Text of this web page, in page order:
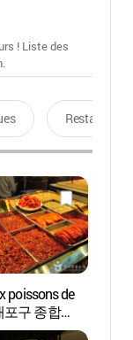
! Liste des
Restaurants
poissons de
포구 종합